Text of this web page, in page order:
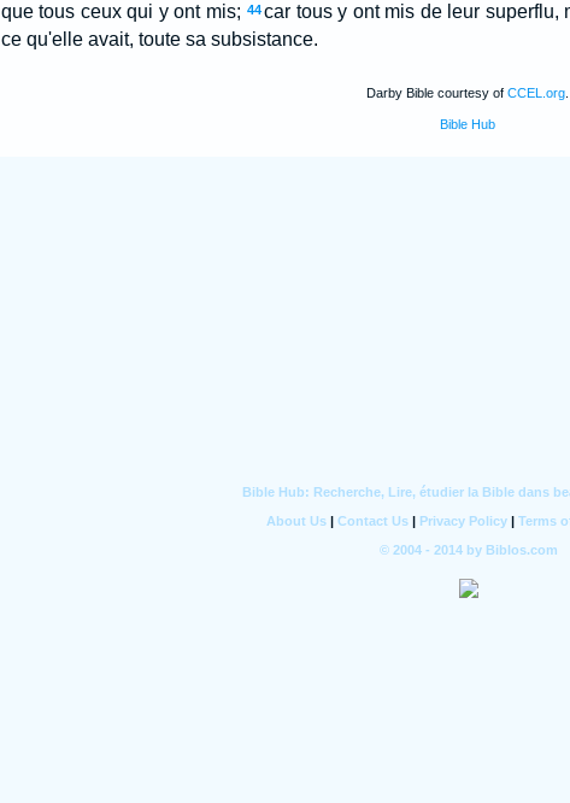
que tous ceux qui y ont mis; 44car tous y ont mis de leur
ce qu'elle avait, toute sa subsistance.
Darby Bible courtesy of CCEL.org
Bible Hub